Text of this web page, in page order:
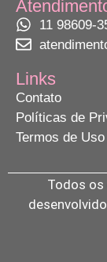
11 98609-
Links
Contato
Políticas de
Termos de Uso
Todos